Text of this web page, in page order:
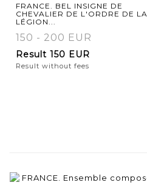
FRANCE. BEL INSIGNE DE
CHEVALIER DE L'ORDRE DE LA
LÉGION...
150 - 200 EUR
Result 150 EUR
Result without fees